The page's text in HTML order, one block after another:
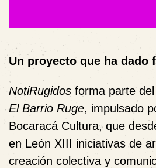
Un proyecto que ha dado
NotiRugidos forma parte
El Barrio Ruge, impulsado
Bocaracá Cultura, que
en León XIII iniciativas de
creación colectiva y